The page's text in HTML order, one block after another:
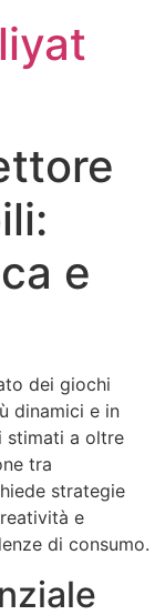
e
dei giochi
dinamici e in
stimati a oltre
tra
strategie
e
di consumo.